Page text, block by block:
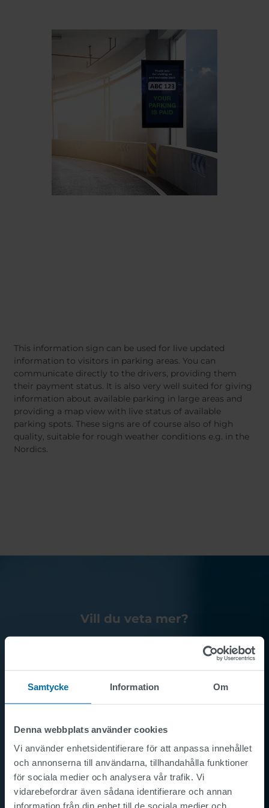
Samtycke Information Om
Denna webbplats använder cookies
Vi använder enhetsidentifierare för att anpassa innehållet
och annonserna till användarna, tillhandahålla funktioner
för sociala medier och analysera vår trafik. Vi
vidarebefordrar även sådana identifierare och annan
information från din enhet till de sociala medier och
Germany
Italy
Turkey
Kosovo
Ukraine
United States of
Other Europe
This information sign can be used for live updated
information to visitors in parking areas. You can
communicate directly to the drivers, providing them
their payment status. It is also very well suited for giving
information about available parking in large areas and
providing a map view with live status of available
parking spots. These signs are of course also of high
quality, suitable for rough weather conditions e.g. in the
Nordics.
Vill du veta mer?